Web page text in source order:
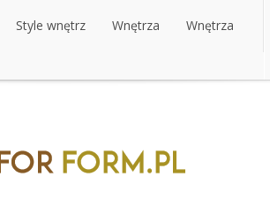
Style wnętrz Wnętrza Wnętrza